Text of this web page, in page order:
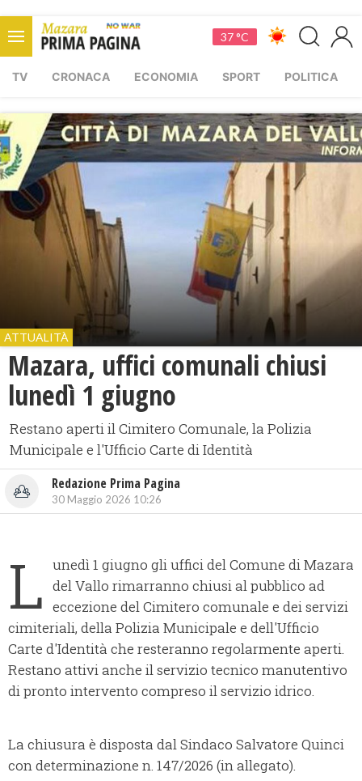
37 °C
TV CRONACA ECONOMIA SPORT POLITICA
ATTUALITÀ
Mazara, uffici comunali chiusi
lunedì 1 giugno
Restano aperti il Cimitero Comunale, la Polizia
Municipale e l'Ufficio Carte di Identità
Redazione Prima Pagina
30 Maggio 2026 10:26
L unedì 1 giugno gli uffici del Comune di Mazara
del Vallo rimarranno chiusi al pubblico ad
eccezione del Cimitero comunale e dei servizi
cimiteriali, della Polizia Municipale e dell'Ufficio
Carte d'Identità che resteranno regolarmente aperti.
Restano attivi anche il servizio tecnico manutentivo
di pronto intervento compreso il servizio idrico.
La chiusura è disposta dal Sindaco Salvatore Quinci
con determinazione n. 147/2026 (in allegato).